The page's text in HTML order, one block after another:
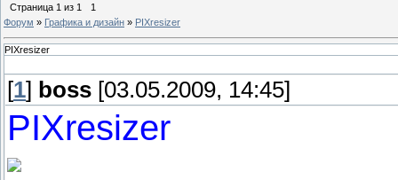
Страница 1 из 1
1
Форум » Графика и дизайн » PIXresizer
PIXresizer
[1] boss [03.05.2009, 14:45]
PIXresizer